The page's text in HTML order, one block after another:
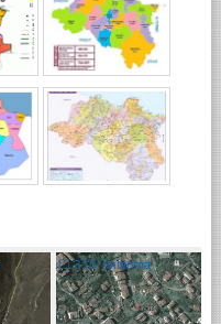
☐316 Tıklanma